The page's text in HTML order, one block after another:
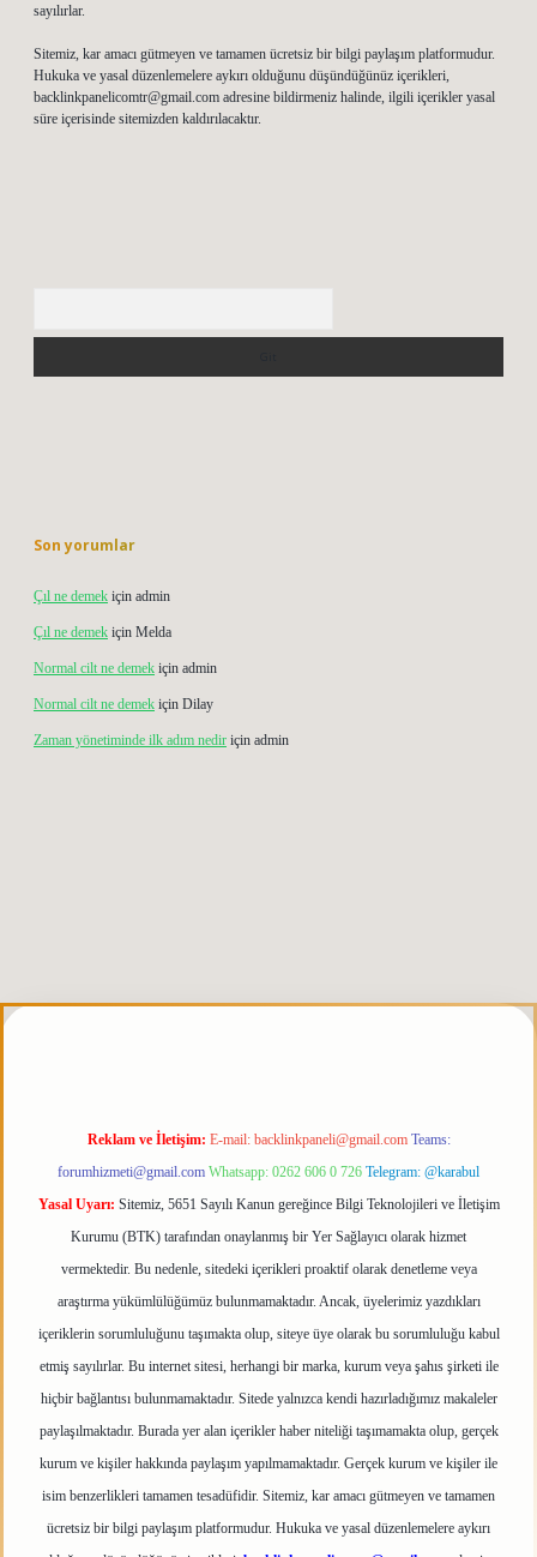
sayılırlar.
Sitemiz, kar amacı gütmeyen ve tamamen ücretsiz bir bilgi paylaşım platformudur.
Hukuka ve yasal düzenlemelere aykırı olduğunu düşündüğünüz içerikleri,
backlinkpanelicomtr@gmail.com adresine bildirmeniz halinde, ilgili içerikler yasal
süre içerisinde sitemizden kaldırılacaktır.
Son yorumlar
Çıl ne demek için admin
Çıl ne demek için Melda
Normal cilt ne demek için admin
Normal cilt ne demek için Dilay
Zaman yönetiminde ilk adım nedir için admin
girişelexbett.nettulipbetgiris.org
Reklam ve İletişim: E-mail: backlinkpaneli@gmail.com Teams:
forumhizmeti@gmail.com Whatsapp: 0262 606 0 726 Telegram: @karabul
Yasal Uyarı: Sitemiz, 5651 Sayılı Kanun gereğince Bilgi Teknolojileri ve İletişim
Kurumu (BTK) tarafından onaylanmış bir Yer Sağlayıcı olarak hizmet
vermektedir. Bu nedenle, sitedeki içerikleri proaktif olarak denetleme veya
araştırma yükümlülüğümüz bulunmamaktadır. Ancak, üyelerimiz yazdıkları
içeriklerin sorumluluğunu taşımakta olup, siteye üye olarak bu sorumluluğu kabul
etmiş sayılırlar. Bu internet sitesi, herhangi bir marka, kurum veya şahıs şirketi ile
hiçbir bağlantısı bulunmamaktadır. Sitede yalnızca kendi hazırladığımız makaleler
paylaşılmaktadır. Burada yer alan içerikler haber niteliği taşımamakta olup, gerçek
kurum ve kişiler hakkında paylaşım yapılmamaktadır. Gerçek kurum ve kişiler ile
isim benzerlikleri tamamen tesadüfidir. Sitemiz, kar amacı gütmeyen ve tamamen
ücretsiz bir bilgi paylaşım platformudur. Hukuka ve yasal düzenlemelere aykırı